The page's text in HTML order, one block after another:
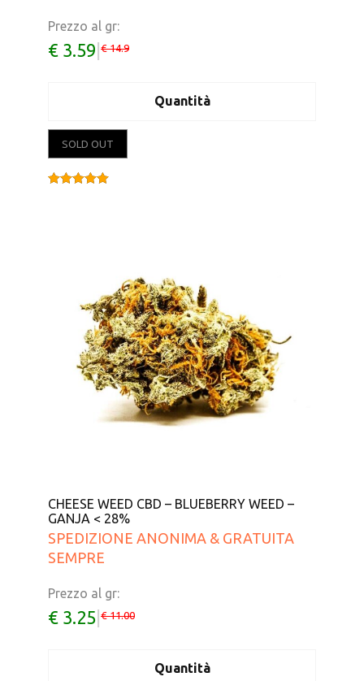
Prezzo al gr:
€ 3.59 € 14.9
Quantità
SOLD OUT
CHEESE WEED CBD – BLUEBERRY WEED –
GANJA < 28%
SPEDIZIONE ANONIMA & GRATUITA
SEMPRE
Prezzo al gr:
€ 3.25 € 11.00
Quantità